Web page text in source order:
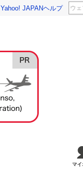
Yahoo! JAPANヘルプ
マイ